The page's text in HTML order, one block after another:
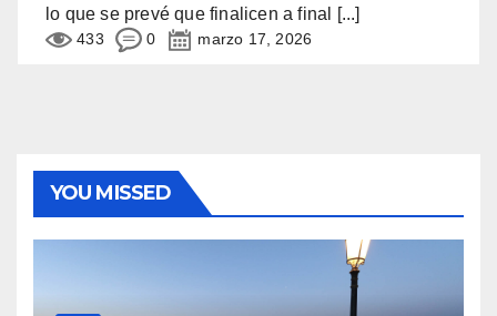
lo que se prevé que finalicen a final
[...]
433 0 marzo 17, 2026
YOU MISSED